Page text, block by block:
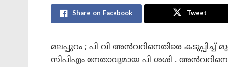
Share on Facebook Tweet
മലപ്പുറം ; പി വി അൻവറിനെതിരെ കടുപ്പിച്ച്
സിപിഎം നേതാവുമായ പി ശശി .